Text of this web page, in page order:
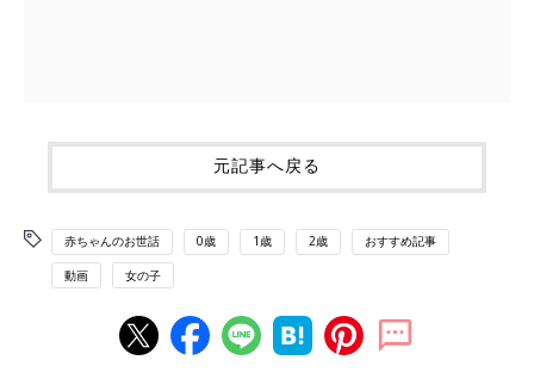
元記事へ戻る
赤ちゃんのお世話 0歳 1歳 2歳 おすすめ記事
動画 女の子